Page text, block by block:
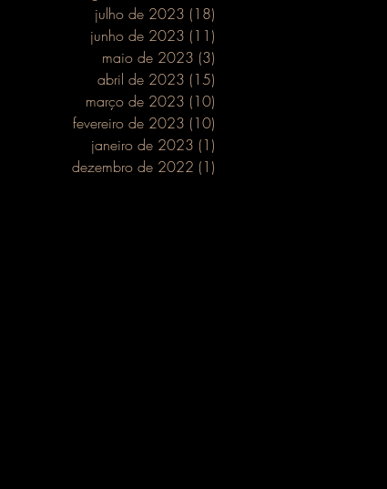
julho de 2023 (18)
junho de 2023 (11)
maio de 2023 (3)
abril de 2023 (15)
março de 2023 (10)
fevereiro de 2023 (10)
janeiro de 2023 (1)
dezembro de 2022 (1)